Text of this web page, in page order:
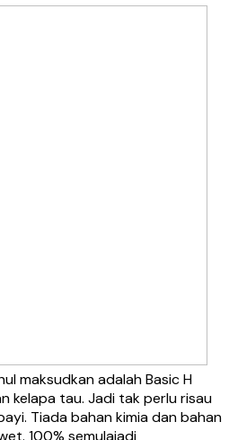
maksudkan adalah Basic H
kelapa tau. Jadi tak perlu risau
Tiada bahan kimia dan bahan
100% semulajadi